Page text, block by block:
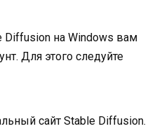
Diffusion на Windows вам
Для этого следуйте
сайт Stable Diffusion.